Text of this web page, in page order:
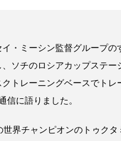
イ・ミーシン監督グループ
、ソチのロシアカップステ
クトレーニングベースでト
信に語りました。
世界チャンピオンのトゥク